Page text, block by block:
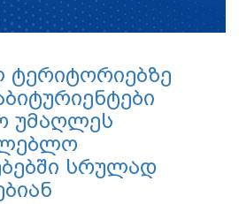
ტერიტორიებზე
უმაღლეს
სრულად